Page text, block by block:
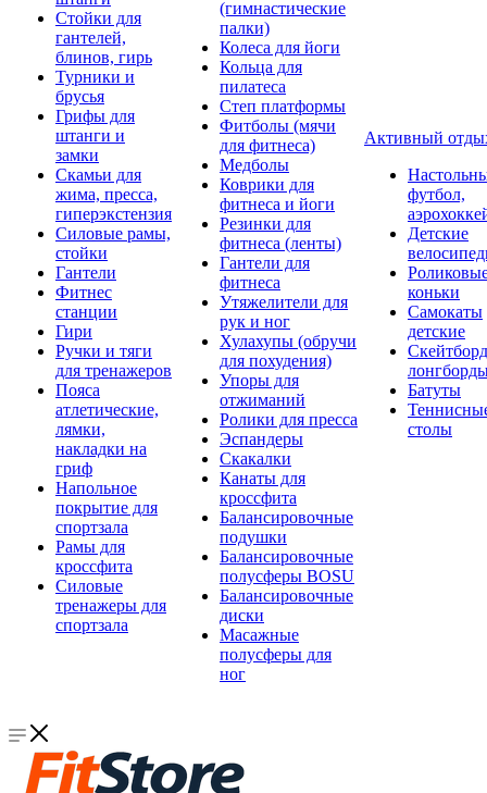
Стойки для
гантелей,
блинов, гирь
Турники и
брусья
Грифы для
штанги и
замки
Скамьи для
жима, пресса,
гиперэкстензия
Силовые рамы,
стойки
Гантели
Фитнес
станции
Гири
Ручки и тяги
для тренажеров
Пояса
атлетические,
лямки,
накладки на
гриф
Напольное
покрытие для
спортзала
Рамы для
кроссфита
Силовые
тренажеры для
спортзала
(гимнастические
палки)
Колеса для йоги
Кольца для
пилатеса
Степ платформы
Фитболы (мячи
для фитнеса)
Медболы
Коврики для
фитнеса и йоги
Резинки для
фитнеса (ленты)
Гантели для
фитнеса
Утяжелители для
рук и ног
Хулахупы (обручи
для похудения)
Упоры для
отжиманий
Ролики для пресса
Эспандеры
Скакалки
Канаты для
кроссфита
Балансировочные
подушки
Балансировочные
полусферы BOSU
Балансировочные
диски
Масажные
полусферы для
ног
Активный
футбол,
Детские
коньки
Самокаты
детские
Батуты
столы